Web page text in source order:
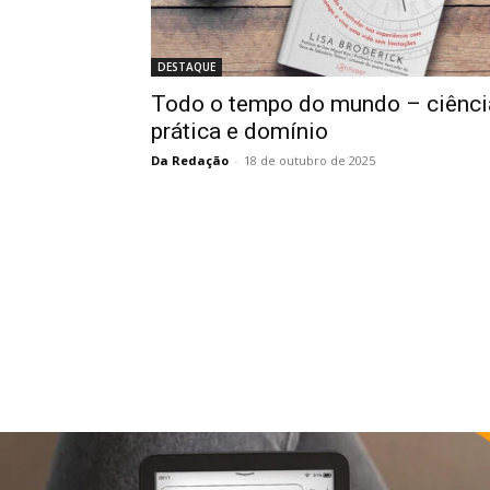
DESTAQUE
Todo o tempo do mundo –
prática e domínio
Da Redação - 18 de outubro de 2025